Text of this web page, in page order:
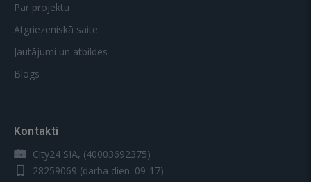
Par projektu
Atgriezeniskā saite
Jautājumi un atbildes
Blogs
Kontakti
City24 SIA, (40003692375)
28259069 (darba dien. 09-17)